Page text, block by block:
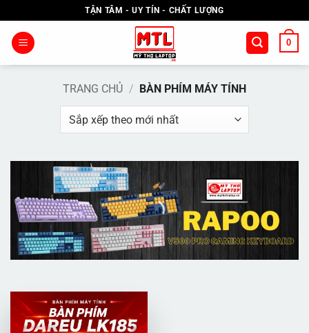
qua
nội
TẬN TÂM - UY TÍN - CHẤT LƯỢNG
0
TRANG CHỦ / BÀN PHÍM MÁY TÍNH